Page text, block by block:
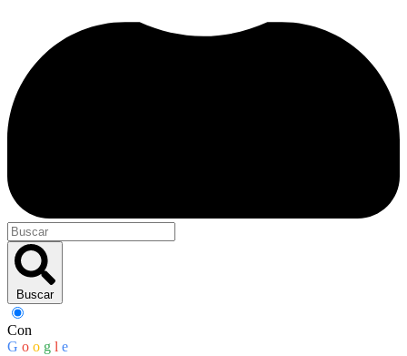
Buscar
Con
G o o g l e